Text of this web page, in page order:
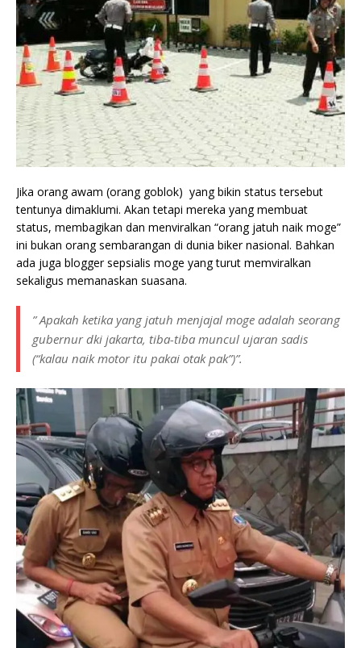
Jika orang awam (orang goblok) yang bikin status tersebut
tentunya dimaklumi. Akan tetapi mereka yang membuat
status, membagikan dan menviralkan “orang jatuh naik moge”
ini bukan orang sembarangan di dunia biker nasional. Bahkan
ada juga blogger sepsialis moge yang turut memviralkan
sekaligus memanaskan suasana.
” Apakah ketika yang jatuh menjajal moge adalah seorang
gubernur dki jakarta, tiba-tiba muncul ujaran sadis
(“kalau naik motor itu pakai otak pak”)”.